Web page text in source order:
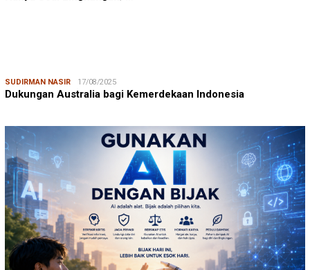
SUDIRMAN NASIR 17/08/2025
Dukungan Australia bagi Kemerdekaan Indonesia